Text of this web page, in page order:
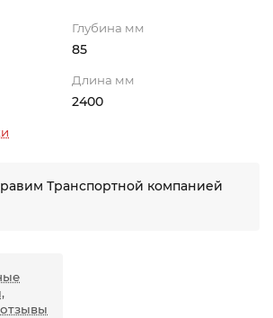
Глубина мм
85
Длина мм
2400
Транспортной компанией